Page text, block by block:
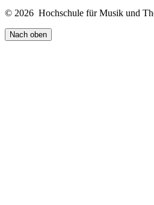
© 2026 Hochschule für Musik und
Nach oben